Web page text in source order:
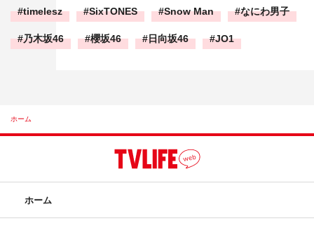
timelesz SixTONES Snow Man なにわ男子
乃木坂46 櫻坂46 日向坂46 JO1
ホーム
ホーム